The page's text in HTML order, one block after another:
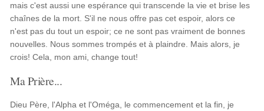
mais c'est aussi une espérance qui transcende la vie et brise les
chaînes de la mort. S'il ne nous offre pas cet espoir, alors ce
n'est pas du tout un espoir; ce ne sont pas vraiment de bonnes
nouvelles. Nous sommes trompés et à plaindre. Mais alors, je
crois! Cela, mon ami, change tout!
Ma Prière...
Dieu Père, l'Alpha et l'Oméga, le commencement et la fin, je